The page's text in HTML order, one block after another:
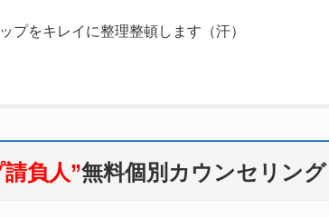
プをキレイに整理整頓します（汗）
負人”無料個別カウンセリング